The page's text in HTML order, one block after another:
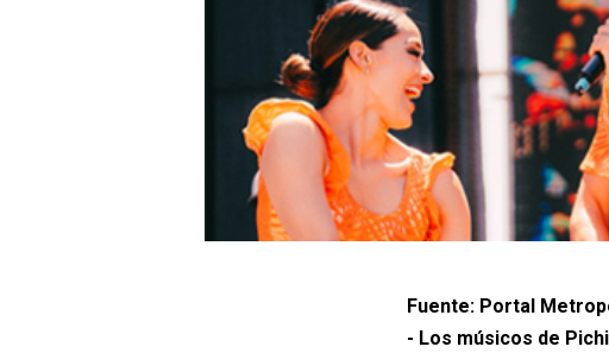
Fuente: Portal
- Los músicos de